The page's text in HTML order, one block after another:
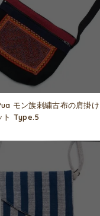
モン族刺繍古布の肩掛け
ト Type.5